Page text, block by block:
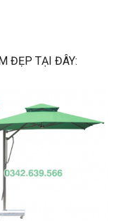
ĐẸP TẠI ĐÂY: